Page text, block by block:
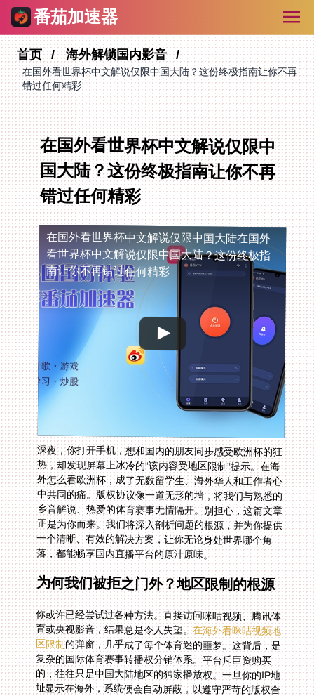
番茄加速器
首页 海外解锁国内影音
在国外看世界杯中文解说仅限中国大陆？这份终极指南让你不再
错过任何精彩
在国外看世界杯中文解说仅限中
国大陆？这份终极指南让你不再
错过任何精彩
在国外看世界杯中文解说仅限中国大陆在国外
看世界杯中文解说仅限中国大陆？这份终极指
南让你不再错过任何精彩
深夜，你打开手机，想和国内的朋友同步感受欧洲杯的狂
热，却发现屏幕上冰冷的“该内容受地区限制”提示。在海
外怎么看欧洲杯，成了无数留学生、海外华人和工作者心
中共同的痛。版权协议像一道无形的墙，将我们与熟悉的
乡音解说、热爱的体育赛事无情隔开。别担心，这篇文章
正是为你而来。我们将深入剖析问题的根源，并为你提供
一个清晰、有效的解决方案，让你无论身处世界哪个角
落，都能畅享国内直播平台的原汁原味。
为何我们被拒之门外？地区限制的根源
你或许已经尝试过各种方法。直接访问咪咕视频、腾讯体
育或央视影音，结果总是令人失望。在海外看咪咕视频地
区限制的弹窗，几乎成了每个体育迷的噩梦。这背后，是
复杂的国际体育赛事转播权分销体系。平台斥巨资购买
的，往往只是中国大陆地区的独家播放权。一旦你的IP地
址显示在海外，系统便会自动屏蔽，以遵守严苛的版权合
同。这不仅是技术屏障，更是一种商业与法律的双重壁
垒。单纯依靠浏览器插件或普通VPN，常常因为速度慢、
线路不稳、频繁掉线而功亏一篑，尤其是在比赛最关键的